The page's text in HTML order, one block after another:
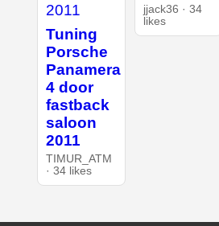
Tuning
Porsche
Panamera
4 door
fastback
saloon
2011
TIMUR_ATM
· 34 likes
jjack36 · 34
likes